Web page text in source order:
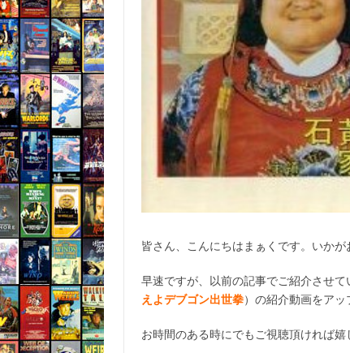
皆さん、こんにちはまぁくです。いかが
早速ですが、以前の記事でご紹介させて
えよデブゴン出世拳）の紹介動画をアッ
お時間のある時にでもご視聴頂ければ嬉